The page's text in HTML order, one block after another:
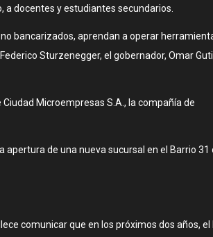
a docentes y estudiantes secundarios.
bancarizados, aprendan a operar
Sturzenegger, el gobernador, Omar
Microempresas S.A., la compañía de
apertura de una nueva sucursal en el Barrio 31
comunicar que en los próximos dos años, el